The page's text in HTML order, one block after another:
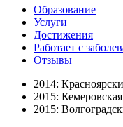
Образование
Услуги
Достижения
Работает с
Отзывы
2014:
2015:
2015: